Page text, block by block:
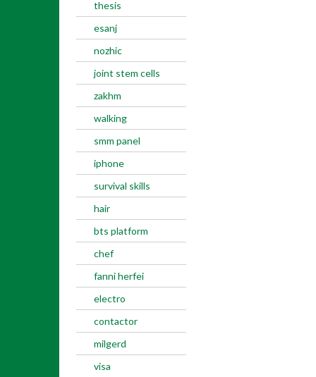
thesis
esanj
nozhic
joint stem cells
zakhm
walking
smm panel
iphone
survival skills
hair
bts platform
chef
fanni herfei
electro
contactor
milgerd
visa